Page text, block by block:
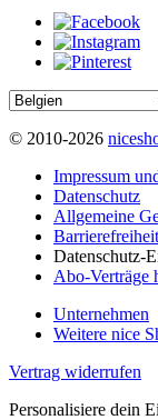
© 2010-2026
Impressum
Datenschutz
Allgemeine
Datenschutz-
Abo-Verträge
Unternehmen
Weitere nice
Vertrag widerrufen
Personalisiere dein